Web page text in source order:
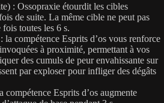
: Ossopraxie étourdit les cibles
de suite. La même cible ne peut pas
toutes les 6 s.
la compétence Esprits d’os vous renforce
à proximité, permettant à vos
des cumuls de peur envahissante sur
par exploser pour infliger des dégâts
compétence Esprits d’os augmente